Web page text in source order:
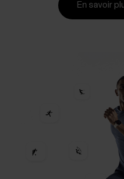
En savoir